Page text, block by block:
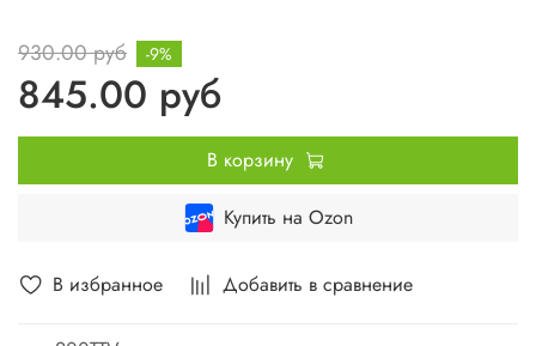
В избранное Добавить в сравнение
930.00 руб
845.00 руб
-9%
В корзину
Купить на Ozon